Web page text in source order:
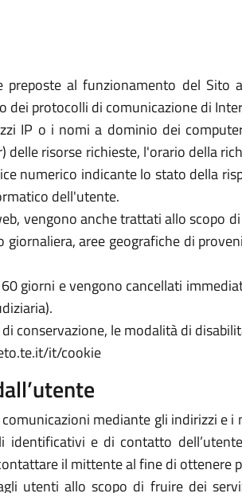
al funzionamento del Sito
dei protocolli di comunicazione di
IP o i nomi a dominio dei
risorse richieste, l'orario della
numerico indicante lo stato della
dell'utente.
vengono anche trattati allo
aree geografiche di
giorni e vengono cancellati
conservazione, le modalità di
it/cookie
mediante gli indirizzi
identificativi e di contatto
il mittente al fine di ottenere
utenti allo scopo di fruire dei